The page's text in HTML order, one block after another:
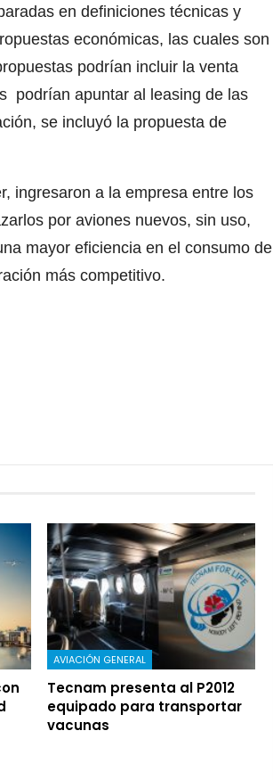
en definiciones técnicas y
económicas, las cuales son
podrían incluir la venta
podrían apuntar al leasing de las
se incluyó la propuesta de
ingresaron a la empresa entre los
por aviones nuevos, sin uso,
mayor eficiencia en el consumo de
más competitivo.
AVIACIÓN GENERAL
Tecnam presenta al P2012
equipado para transportar
vacunas